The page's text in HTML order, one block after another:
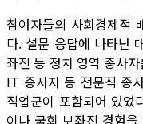
참여자들의 사회경제적
다. 설문 응답에 나타난
좌진 등 정치 영역 종사
IT 종사자 등 전문직 종
직업군이 포함되어 있
이나 국회 보좌진 경험